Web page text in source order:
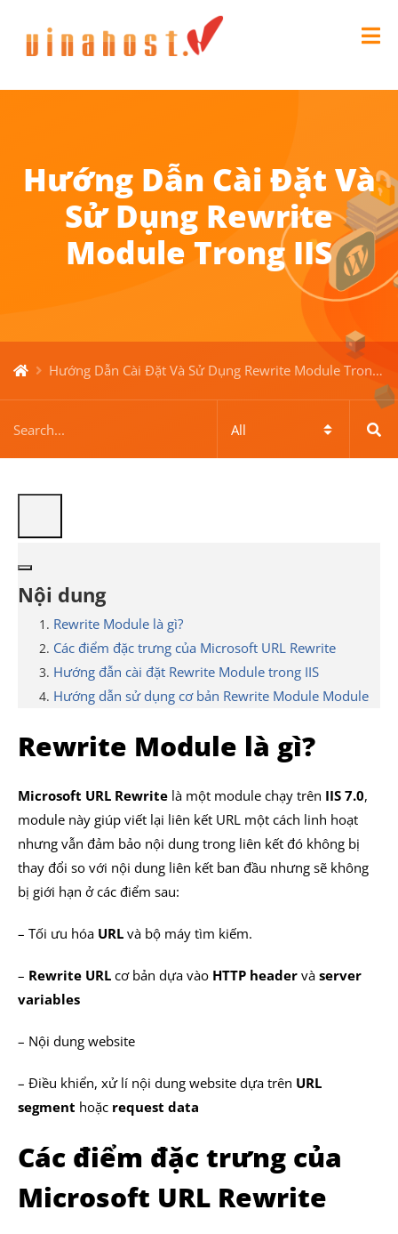
Hướng Dẫn Cài Đặt Và
Sử Dụng Rewrite
Module Trong IIS
Hướng Dẫn Cài Đặt Và Sử Dụng Rewrite Module Trong IIS
Nội dung
Rewrite Module là gì?
Các điểm đặc trưng của Microsoft URL Rewrite
Hướng đẫn cài đặt Rewrite Module trong IIS
Hướng dẫn sử dụng cơ bản Rewrite Module Module
Rewrite Module là gì?
Microsoft URL Rewrite là một module chạy trên IIS 7.0,
module này giúp viết lại liên kết URL một cách linh hoạt
nhưng vẫn đảm bảo nội dung trong liên kết đó không bị
thay đổi so với nội dung liên kết ban đầu nhưng sẽ không
bị giới hạn ở các điểm sau:
– Tối ưu hóa URL và bộ máy tìm kiếm.
– Rewrite URL cơ bản dựa vào HTTP header và server
variables
– Nội dung website
– Điều khiển, xử lí nội dung website dựa trên URL
segment hoặc request data
Các điểm đặc trưng của
Microsoft URL Rewrite